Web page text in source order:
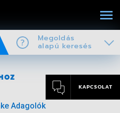
Megoldás
alapú keresés
KAPCSOLAT
Adagolók